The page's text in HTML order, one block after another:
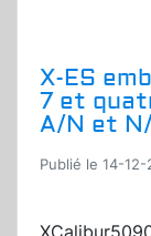
X-ES
7 et
A/N et
Publié le 14-